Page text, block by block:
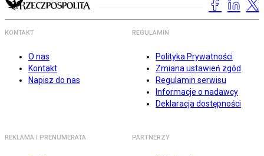
KONTAKT
O nas
Kontakt
Napisz do nas
REGULAMIN
Polityka Prywatności
Zmiana ustawień zgód
Regulamin serwisu
Informacje o nadawcy
Deklaracja dostępności
REKLAMA I PRENUMERATA PARTNERZY